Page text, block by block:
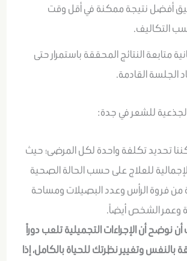
أفضل نتيجة ممكنة في أقل وقت
التكاليف.
متابعة النتائج المحققة باستمرار حتى
الجلسة القادمة.
الجذعية للشعر في جدة:
تحديد تكلفة واحدة لكل المرضى؛ حيث
للعلاج على حسب الحالة الصحية
من فروة الرأس وعدد البصيلات ومساحة
وعمر الشخص أيضاً.
نوضح أن الإجراءات التجميلية تلعب دوراً
بالنفس وتغيير نظرتك للحياة بالكامل، إذا